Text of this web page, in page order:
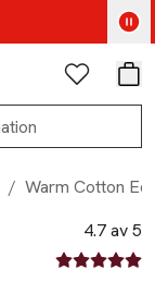
Favoriter
/ Warm Cotton
4.7 av 5
4.7 av fem